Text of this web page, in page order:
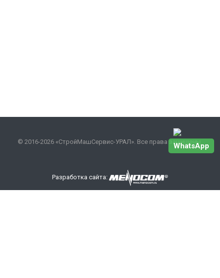
© 2016-2026 «СтройМашСервис-УРАЛ». Все права защищены.
Разработка сайта:
WhatsApp